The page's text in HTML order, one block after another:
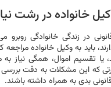
خانواده در رشت
در زندگی خانوادگی روبرو
باید به وکیل خانواده مراجعه
یا تقسیم اموال، همگی نیاز
که این مشکلات به دقت
بدی به همراه داشته باشند.